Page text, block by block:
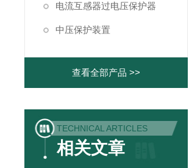
电流互感器过电压保护器
中压保护装置
查看全部产品 >>
TECHNICAL ARTICLES
相关文章